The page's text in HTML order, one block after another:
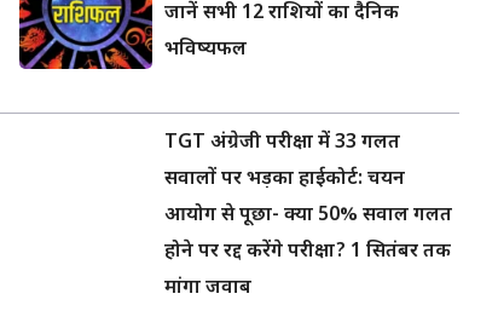
जानें सभी 12 राशियों का दैनिक
भविष्यफल
TGT अंग्रेजी परीक्षा में 33 गलत
सवालों पर भड़का हाईकोर्ट: चयन
आयोग से पूछा- क्या 50% सवाल गलत
होने पर रद्द करेंगे परीक्षा? 1 सितंबर तक
मांगा जवाब